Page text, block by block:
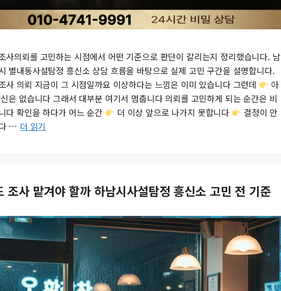
사의뢰를 고민하는 시점에서 어떤 기준으로 판단이 갈리는지 정리했습니다. 남
별내동사설탐정 흥신소 상담 흐름을 바탕으로 실제 고민 구간을 설명합니다.
사 의뢰 지금이 그 시점일까요 이상하다는 느낌은 이미 있습니다 그런데
아
은 없습니다 그래서 대부분 여기서 멈춥니다 의뢰를 고민하게 되는 순간은 비
다 확인을 하다가 어느 순간
더 이상 앞으로 나가지 못합니다
결정이 안
… 더 읽기
조사 맡겨야 할까 하남시사설탐정 흥신소 고민 전 기준